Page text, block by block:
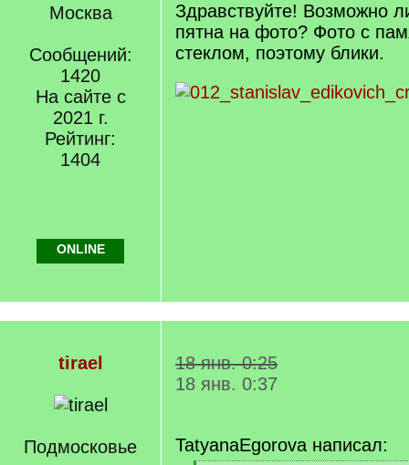
Москва
Сообщений:
1420
На сайте с
2021 г.
Рейтинг:
1404
Здравствуйте! Возможно
пятна на фото? Фото с
стеклом, поэтому блики.
ONLINE
tirael
Подмосковье
18 янв. 0:25
18 янв. 0:37
TatyanaEgorova написал: